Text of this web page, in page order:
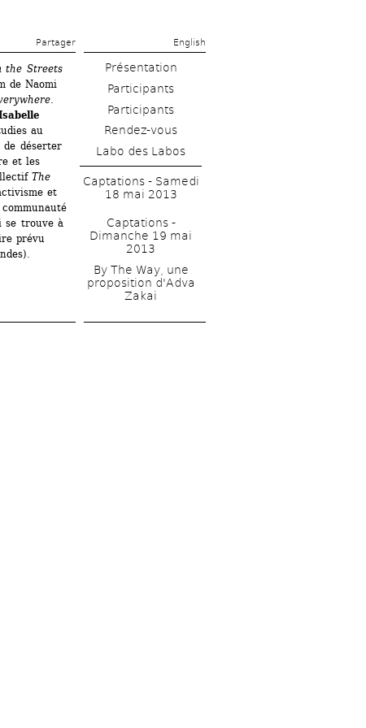
Partager English
the Streets
de Naomi
au
de déserter
et les
The
et
se trouve à
prévu
Présentation
Rendez-vous
Labo des Labos
Captations - Samedi
18 mai 2013
Captations -
Dimanche 19 mai
2013
By The Way, une
proposition d'Adva
Zakai